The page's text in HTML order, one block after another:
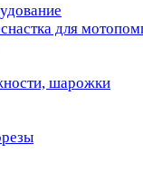
для
шарожки